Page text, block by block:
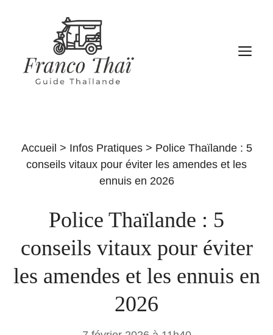
Accueil > Infos Pratiques> Police Thaïlande : 5
conseils vitaux pour éviter les amendes et les
ennuis en 2026
Police Thaïlande : 5
conseils vitaux pour éviter
les amendes et les ennuis en
2026